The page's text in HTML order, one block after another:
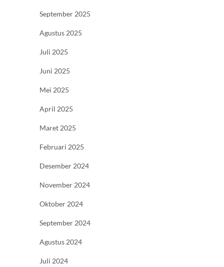
September 2025
Agustus 2025
Juli 2025
Juni 2025
Mei 2025
April 2025
Maret 2025
Februari 2025
Desember 2024
November 2024
Oktober 2024
September 2024
Agustus 2024
Juli 2024